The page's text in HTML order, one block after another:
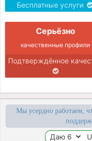
Бесплатные услуги
Серьёзно
качественные профили
Подтверждённое
Мы усердно работаем,